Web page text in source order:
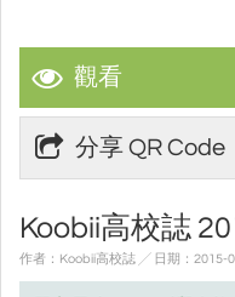
觀看
分享 QR Code
Koobii高校誌
作者：Koobii高校誌 ╱ 日期：2015-